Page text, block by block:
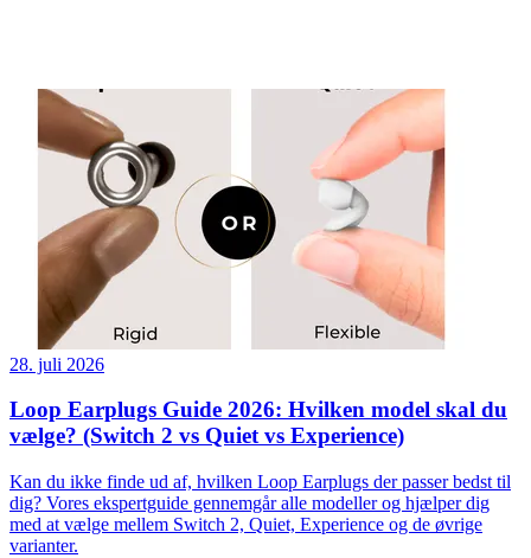
28. juli 2026
Loop Earplugs Guide 2026: Hvilken model skal du
vælge? (Switch 2 vs Quiet vs Experience)
Kan du ikke finde ud af, hvilken Loop Earplugs der passer bedst til
dig? Vores ekspertguide gennemgår alle modeller og hjælper dig
med at vælge mellem Switch 2, Quiet, Experience og de øvrige
varianter.